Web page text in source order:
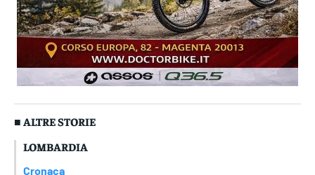
■ ALTRE STORIE
LOMBARDIA
Cronaca